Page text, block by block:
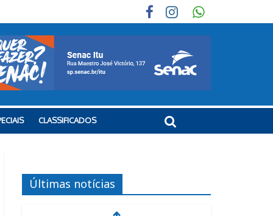
CLASSIFICADOS
Últimas notícias